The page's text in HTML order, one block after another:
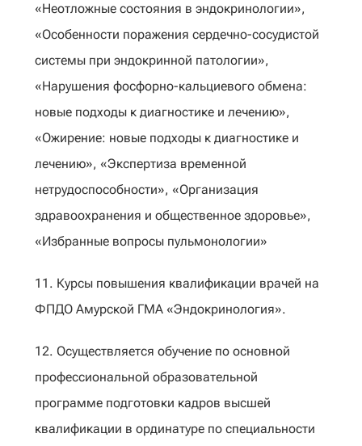
«Неотложные состояния в эндокринологии»,
«Особенности поражения сердечно-сосудистой
системы при эндокринной патологии»,
«Нарушения фосфорно-кальциевого обмена:
новые подходы к диагностике и лечению»,
«Ожирение: новые подходы к диагностике и
лечению», «Экспертиза временной
нетрудоспособности», «Организация
здравоохранения и общественное здоровье»,
«Избранные вопросы пульмонологии»
11. Курсы повышения квалификации врачей на
ФПДО Амурской ГМА «Эндокринология».
12. Осуществляется обучение по основной
профессиональной образовательной
программе подготовки кадров высшей
квалификации в ординатуре по специальности